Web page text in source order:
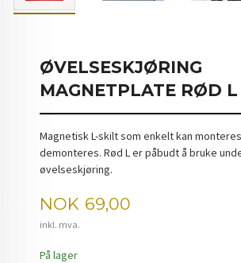
ØVELSESKJØRING
MAGNETPLATE RØD L
Magnetisk L-skilt som enkelt kan
demonteres. Rød L er påbudt å bruke
øvelseskjøring.
Pris
NOK 69,00
inkl. mva.
På lager